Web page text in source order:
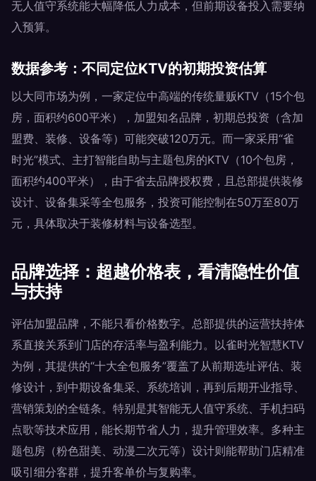
无人值守系统能大幅降低人力成本，但前期设备投入需要纳
入预算。
数据参考：不同定位KTV的初期投资估算
以大同市场为例，一家定位中高端的传统量贩KTV（15个包
房，面积约600平米），加盟知名品牌，初期总投资（含加
盟费、装修、设备等）可能突破120万元。而一家采用“雀
时光”模式、主打智能自助与主题包房的KTV（10个包房，
面积约400平米），由于省去品牌授权费，且总部提供装修
设计、设备集采等全包服务，投资可能控制在50万至80万
元，具体取决于装修材料与设备选型。
品牌选择：超越价格表，看清隐性价值
与扶持
评估加盟品牌，不能只看价格数字。总部提供的运营扶持体
系直接关系到门店的存活率与盈利能力。以雀时光智慧KTV
为例，其提供的“十大全包服务”覆盖了从前期选址评估、装
修设计，到中期设备集采、系统培训，再到后期开业指导、
营销策划的全链条。特别是其智能无人值守系统、手机扫码
点歌等技术应用，能长期节省人力，提升管理效率。多种主
题包房（粉色甜美、动漫二次元等）设计则能帮助门店精准
吸引细分客群，提升客单价与复购率。